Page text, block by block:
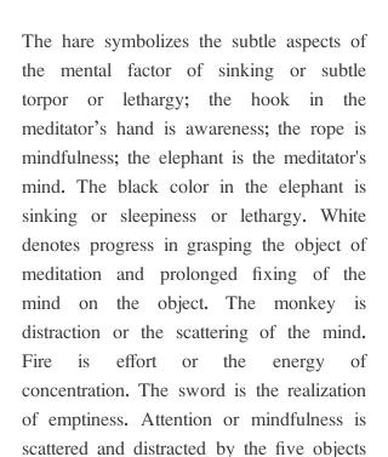
The hare symbolizes the subtle aspects of
the mental factor of sinking or subtle
torpor or lethargy; the hook in the
meditator’s hand is awareness; the rope is
mindfulness; the elephant is the meditator's
mind. The black color in the elephant is
sinking or sleepiness or lethargy. White
denotes progress in grasping the object of
meditation and prolonged fixing of the
mind on the object. The monkey is
distraction or the scattering of the mind.
Fire is effort or the energy of
concentration. The sword is the realization
of emptiness. Attention or mindfulness is
scattered and distracted by the five objects